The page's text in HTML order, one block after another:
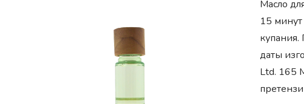
Масло
15
купания.
даты
Ltd. 165